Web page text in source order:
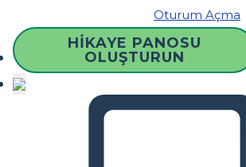
Oturum Açma
HIKAYE PANOSU
OLUŞTURUN